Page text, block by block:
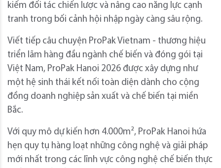
kiếm đối tác chiến lược và nâng cao năng lực cạnh
tranh trong bối cảnh hội nhập ngày càng sâu rộng.
Viết tiếp câu chuyện ProPak Vietnam - thương hiệu
triển lãm hàng đầu ngành chế biến và đóng gói tại
Việt Nam, ProPak Hanoi 2026 được xây dựng như
một hệ sinh thái kết nối toàn diện dành cho cộng
đồng doanh nghiệp sản xuất và chế biến tại miền
Bắc.
Với quy mô dự kiến hơn 4.000m², ProPak Hanoi hứa
hẹn quy tụ hàng loạt những công nghệ và giải pháp
mới nhất trong các lĩnh vực công nghệ chế biến thực